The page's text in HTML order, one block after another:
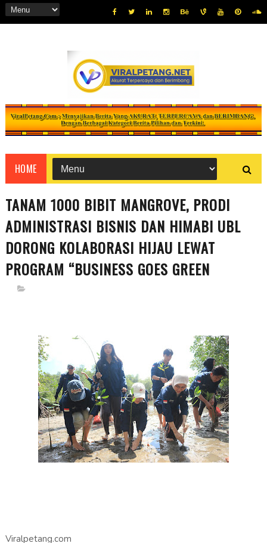
HOME
TANAM 1000 BIBIT MANGROVE, PRODI
ADMINISTRASI BISNIS DAN HIMABI UBL
DORONG KOLABORASI HIJAU LEWAT
PROGRAM “BUSINESS GOES GREEN
Viralpetang.com